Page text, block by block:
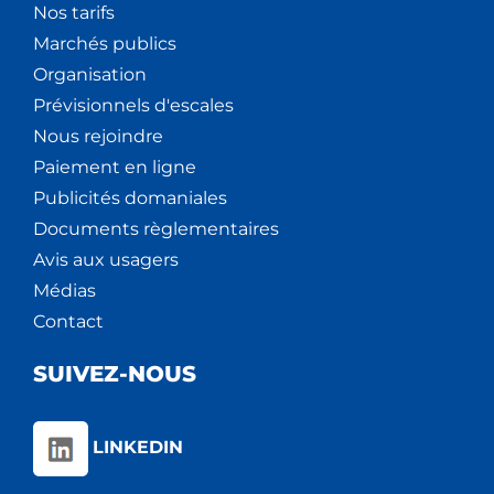
Nos tarifs
Marchés publics
Organisation
Prévisionnels d'escales
Nous rejoindre
Paiement en ligne
Publicités domaniales
Documents règlementaires
Avis aux usagers
Médias
Contact
SUIVEZ-NOUS
LINKEDIN